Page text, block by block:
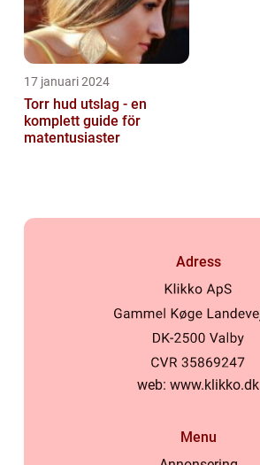
17 januari 2024
Torr hud utslag - en
komplett guide för
matentusiaster
Adress
web: www.klikko.dk
Menu